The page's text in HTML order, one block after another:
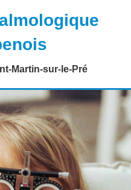
Martin-sur-le-Pré